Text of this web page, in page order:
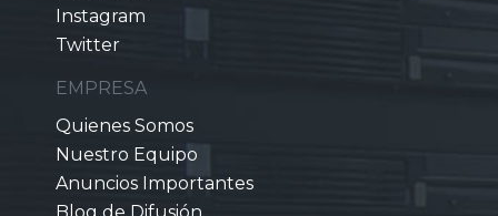
Instagram
Twitter
EMPRESA
Quienes Somos
Nuestro Equipo
Anuncios Importantes